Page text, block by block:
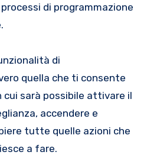
di programmazione
di
quella che ti consente
cui sarà possibile attivare il
accendere e
tutte quelle azioni che
a fare.